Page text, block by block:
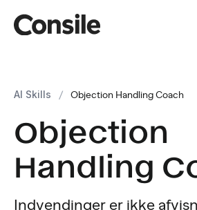
AI Skills / Objection Handling Coach
Objection
Handling
Indvendinger er ikke